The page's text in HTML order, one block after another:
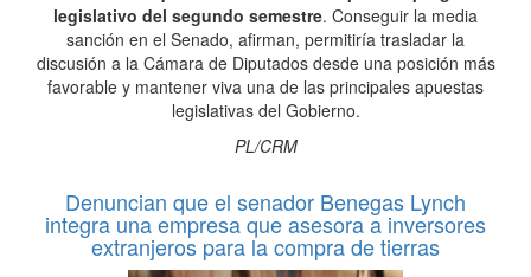
legislativo del segundo semestre. Conseguir la media
sanción en el Senado, afirman, permitiría trasladar la
discusión a la Cámara de Diputados desde una posición más
favorable y mantener viva una de las principales apuestas
legislativas del Gobierno.
PL/CRM
Denuncian que el senador Benegas Lynch
integra una empresa que asesora a inversores
extranjeros para la compra de tierras